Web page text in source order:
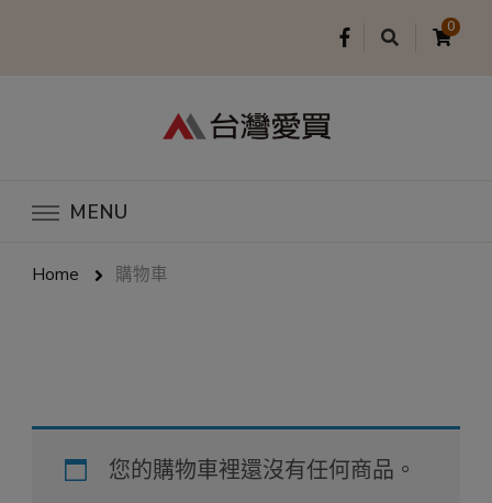
0
MENU
Home 購物車
您的購物車裡還沒有任何商品。